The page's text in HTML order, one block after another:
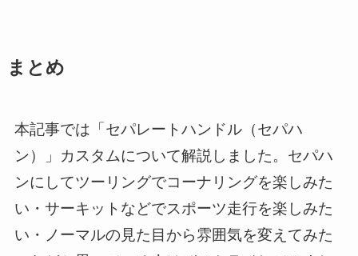
まとめ
本記事では「セパレートハンドル（セパハ
ン）」カスタムについて解説しました。セパハ
ンにしてツーリングでコーナリングを楽しみた
い・サーキットなどでスポーツ走行を楽しみた
い・ノーマルの見た目から雰囲気を変えてみた